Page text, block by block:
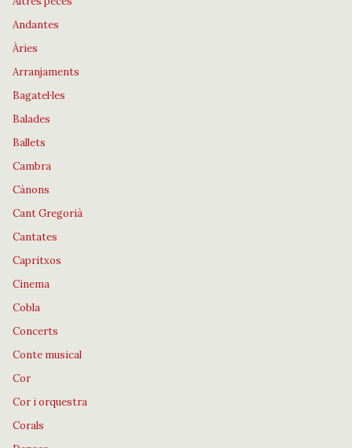
Andantes
Àries
Arranjaments
Bagatel·les
Balades
Ballets
Cambra
Cànons
Cant Gregorià
Cantates
Capritxos
Cinema
Cobla
Concerts
Conte musical
Cor
Cor i orquestra
Corals